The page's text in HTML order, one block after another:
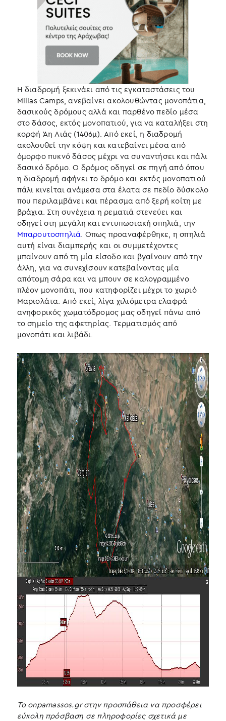
Η διαδρομή ξεκινάει από τις εγκαταστάσεις του
Milias Camps, ανεβαίνει ακολουθώντας μονοπάτια,
δασικούς δρόμους αλλά και παρθένο πεδίο μέσα
στο δάσος, εκτός μονοπατιού, για να καταλήξει στη
κορφή Άη Λιάς (1406μ). Από εκεί, η διαδρομή
ακολουθεί την κόψη και κατεβαίνει μέσα από
όμορφο πυκνό δάσος μέχρι να συναντήσει και πάλι
δασικό δρόμο. Ο δρόμος οδηγεί σε πηγή από όπου
η διαδρομή αφήνει το δρόμο και εκτός μονοπατιού
πάλι κινείται ανάμεσα στα έλατα σε πεδίο δύσκολο
που περιλαμβάνει και πέρασμα από ξερή κοίτη με
βράχια. Στη συνέχεια η ρεματιά στενεύει και
οδηγεί στη μεγάλη και εντυπωσιακή σπηλιά, την
Μπαρουτοσπηλιά . Οπως προαναφέρθηκε, η σπηλιά
αυτή είναι διαμπερής και οι συμμετέχοντες
μπαίνουν από τη μία είσοδο και βγαίνουν από την
άλλη, για να συνεχίσουν κατεβαίνοντας μία
απότομη σάρα και να μπουν σε καλογραμμένο
πλέον μονοπάτι, που κατηφορίζει μέχρι το χωριό
Μαριολάτα. Από εκεί, λίγα χιλιόμετρα ελαφρά
ανηφορικός χωματόδρομος μας οδηγεί πάνω από
το σημείο της αφετηρίας. Τερματισμός από
μονοπάτι και λιβάδι.
Το onparnassos.gr στην προσπάθεια να προσφέρει
εύκολη πρόσβαση σε πληροφορίες σχετικά με